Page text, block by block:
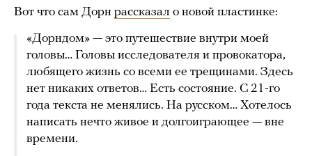
Вот что сам Дорн рассказал о новой пластинке:
«Дорндом» — это путешествие внутри моей
головы… Головы исследователя и провокатора,
любящего жизнь со всеми ее трещинами. Здесь
нет никаких ответов… Есть состояние. С 21-го
года текста не менялись. На русском… Хотелось
написать нечто живое и долгоиграющее — вне
времени.